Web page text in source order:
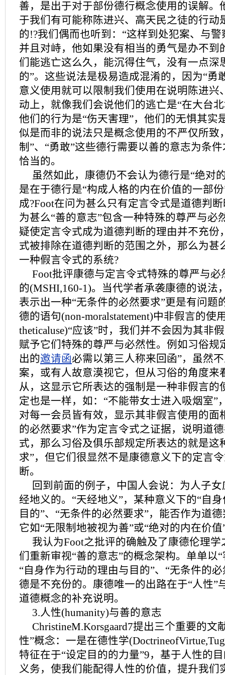
善，是出于对于部份德行概念使用的误解。
于我们有可能称陈进兴、高天民之徒的行动
的!?我们偶而也听到：“这样到处犯案、与
并且对峙，他如果没有相当的勇气是办不到
们能逃亡这么久，能沉得住气，没有一点深
的”。这些说法是极易造成混淆的，因为“勇
意义使用就可以限制我们使用在说明陈进兴
动上，就像我们会说他们的逃亡是“在大台
他们的行为是“伤天害理”，他们的无惧其实
似是而非的说法只是概念使用的不严仅所致
制”、“勇敢”这些德行需要以善的意志为条
恰当的。
虽然如此，康德仍不会认为德行是“绝对
是在于德行是“构成人格的内在价值的一部
成?Foot在问为甚么只有定言令式是道德判
为甚么“善的意志”包含一种特殊的尊严与必
疑使定言令式成为道德判断的理由并不充份
式被排除在道德判断的范围之外，那么为甚
一种假言令式的系统?
Foot批评康德与定言令式特殊的尊严与
的(MSHI,160-1)。当代学者承袭康德的说法
表示出一种“无条件的必然要求”更是有问题
德的语句(non-moralstatement)中非假言的使
theticaluse)“应该”时，我们并不会因为其非
赋予它们特殊的尊严与必然性。例如习俗规
出的邀请函必需以第三人称来回函”，虽然
案，或有人故意漠视它，但从习俗的角度来
从，这显示它所表达的强制是一种非假言的
定也是一样，如：“不能带女士进入吸烟室”
对每一会员皆有效，显示其非假言使用的面
的必然要求”作为定言令式之证据，说明道
式，那么习俗及俱乐部规定所表达的就是这
求”，但它们很显然不是康德意义下的定言
断。
回到前面的例子，中国人会说：为人子
经地义的。“天经地义”，某种意义下的“自
目的”、“无条件的必然要求”，能否作为道
它如“无限制地被视为善”或“绝对的内在价值
我认为Foot之批评的确触及了康德伦理
们重新审视“善的意志”的概念架构。单单以
“自身作为行动的理由与目的”、“无条件的
德是不充份的。康德唯一的出路在于“人性”
道德概念的补充说明。
3.人性(humanity)与善的意志
ChristineM.Korsgaard7提出三个重要的文
性”概念：一是在德性学
特征在于“设定目的的力量”9，基于人性的
义务，使我们能配得人性的价值，提升我们